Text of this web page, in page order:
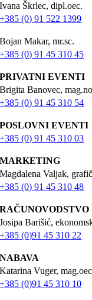
Ivana Škrlec, dipl.oec.
+385 (0) 91 522 1399
Bojan Makar, mr.sc.
+385 (0) 91 45 310 45
PRIVATNI EVENTI
Brigita Banovec,
+385 (0) 91 45 310 54
POSLOVNI EVENTI
+385 (0) 91 45 310 03
MARKETING
Magdalena Valjak,
+385 (0) 91 45 310 48
RAČUNOVODSTVO
Josipa Barišić,
+385 (0)91 45 310 22
NABAVA
Katarina Vuger,
+385 (0)91 45 310 10